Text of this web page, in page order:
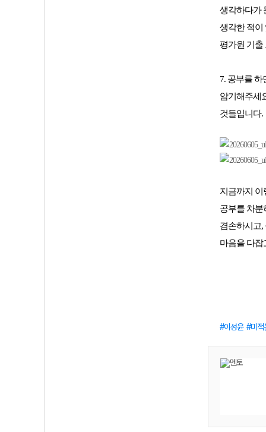
생각하다가
생각한 적이
평가원 기출
7. 공부를 하
암기해주세
것들입니다.
지금까지 이
공부를 차분
겸손하시고,
마음을 다잡
이성윤 미적